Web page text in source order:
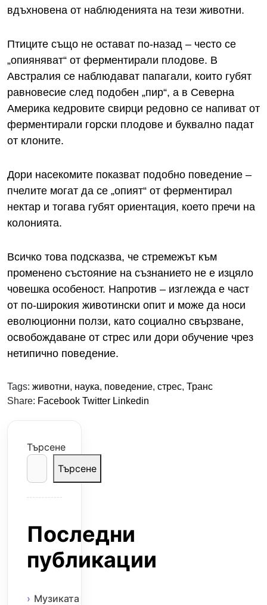
вдъхновена от наблюденията на тези животни.
Птиците също не остават по-назад – често се
„опияняват“ от ферментирали плодове. В
Австралия се наблюдават папагали, които губят
равновесие след подобен „пир“, а в Северна
Америка кедровите свирци редовно се напиват от
ферментирали горски плодове и буквално падат
от клоните.
Дори насекомите показват подобно поведение –
пчелите могат да се „опият“ от ферментирал
нектар и тогава губят ориентация, което пречи на
колонията.
Всичко това подсказва, че стремежът към
променено състояние на съзнанието не е изцяло
човешка особеност. Напротив – изглежда е част
от по-широкия животински опит и може да носи
еволюционни ползи, като социално свързване,
освобождаване от стрес или дори обучение чрез
нетипично поведение.
Tags: животни, наука, поведение, стрес, Транс
Share: Facebook Twitter Linkedin
Търсене
Търсене
Последни
публикации
Музиката